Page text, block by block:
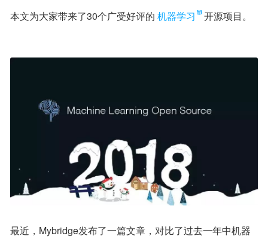
本文为大家带来了30个广受好评的 机器学习 开源项目。
最近，Mybridge发布了一篇文章，对比了过去一年中机器